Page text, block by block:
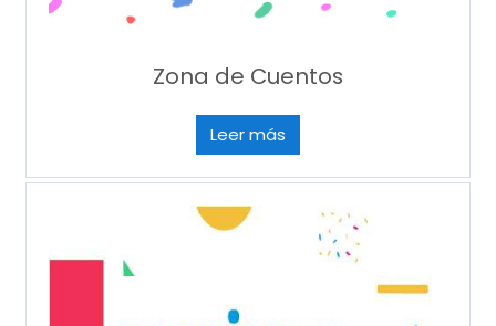
Zona de Cuentos
Leer más